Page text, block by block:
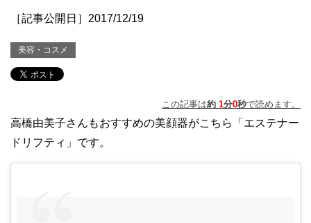
［記事公開日］2017/12/19
美容・コスメ
この記事は約 1分0秒で読めます。
高橋由美子さんもおすすめの美顔器がこちら「エステナー
ドリフティ」です。